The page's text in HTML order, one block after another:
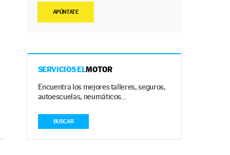
APÚNTATE
SERVICIOS ELMOTOR
Encuentra los mejores talleres, seguros,
autoescuelas, neumáticos…
BUSCAR